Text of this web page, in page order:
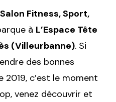
Salon Fitness, Sport,
à L’Espace Tête
(Villeurbanne). Si
des bonnes
2019, c’est le moment
venez découvrir et